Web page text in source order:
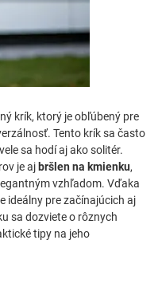
krík, ktorý je obľúbený pre
Tento krík sa často
sa hodí aj ako solitér.
je aj bršlen na kmienku,
vzhľadom. Vďaka
ideálny pre začínajúcich aj
sa dozviete o rôznych
tipy na jeho